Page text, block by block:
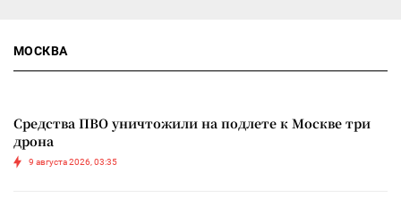
МОСКВА
Средства ПВО уничтожили на подлете к Москве три
дрона
9 августа 2026, 03:35